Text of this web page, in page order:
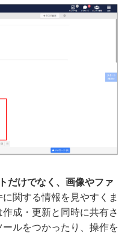
だけでなく、画像やファ
関する情報を見やすくま
成・更新と同時に共有さ
ルをつかったり、操作を